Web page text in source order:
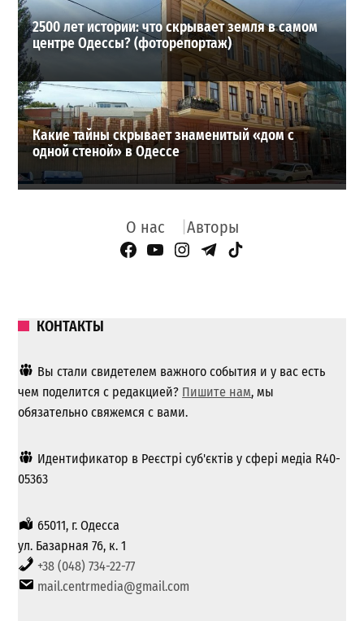
2500 лет истории: что скрывает земля в самом
центре Одессы? (фоторепортаж)
Какие тайны скрывает знаменитый «дом с
одной стеной» в Одессе
О нас Авторы
Facebook Page
YouTube
Instagram
Telegram
TikTok
КОНТАКТЫ
Вы стали свидетелем важного события и у вас есть
чем поделится с редакцией? Пишите нам, мы
обязательно свяжемся с вами.
Идентификатор в Реєстрі суб'єктів у сфері медіа R40-
05363
65011, г. Одесса
ул. Базарная 76, к. 1
+38 (048) 734-22-77
mail.centrmedia@gmail.com